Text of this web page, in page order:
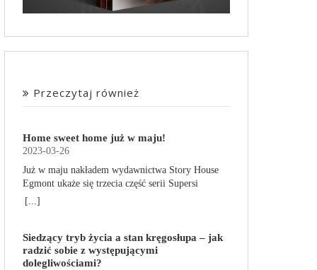
Przeczytaj również
Home sweet home już w maju!
2023-03-26
Już w maju nakładem wydawnictwa Story House
Egmont ukaże się trzecia część serii Supersi
scenarzysty Frederic Maupome. Ten tom nosi tytuł
obdarzone supermocami i wspomagane przez
robota o imieniu Al. Są rozdarte między chęcią
prowadzenia normalnego życia wśród ludzi a
[...]
Siedzący tryb życia a stan kręgosłupa – jak
radzić sobie z występującymi
dolegliwościami?